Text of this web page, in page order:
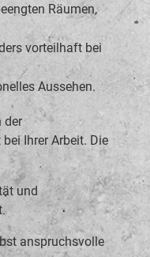
Räumen,
vorteilhaft bei
Aussehen.
der
Ihrer Arbeit. Die
und
anspruchsvolle